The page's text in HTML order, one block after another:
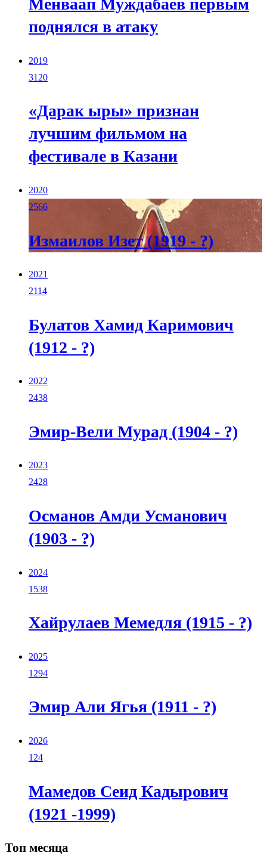
Менваап Муждабаев первым
поднялся в атаку
2019
3120
«Дарак ыры» признан
лучшим фильмом на
фестивале в Казани
2020
2566
Измаилов Изет (1919 - ?)
2021
2114
Булатов Хамид Каримович
(1912 - ?)
2022
2438
Эмир-Вели Мурад (1904 - ?)
2023
2428
Османов Амди Усманович
(1903 - ?)
2024
1538
Хайрулаев Мемедля (1915 - ?)
2025
1294
Эмир Али Ягья (1911 - ?)
2026
124
Мамедов Сеид Кадырович
(1921 -1999)
Топ месяца